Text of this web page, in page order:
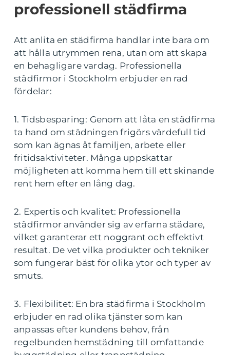
professionell städfirma
Att anlita en städfirma handlar inte bara om
att hålla utrymmen rena, utan om att skapa
en behagligare vardag. Professionella
städfirmor i Stockholm erbjuder en rad
fördelar:
1. Tidsbesparing: Genom att låta en städfirma
ta hand om städningen frigörs värdefull tid
som kan ägnas åt familjen, arbete eller
fritidsaktiviteter. Många uppskattar
möjligheten att komma hem till ett skinande
rent hem efter en lång dag.
2. Expertis och kvalitet: Professionella
städfirmor använder sig av erfarna städare,
vilket garanterar ett noggrant och effektivt
resultat. De vet vilka produkter och tekniker
som fungerar bäst för olika ytor och typer av
smuts.
3. Flexibilitet: En bra städfirma i Stockholm
erbjuder en rad olika tjänster som kan
anpassas efter kundens behov, från
regelbunden hemstädning till omfattande